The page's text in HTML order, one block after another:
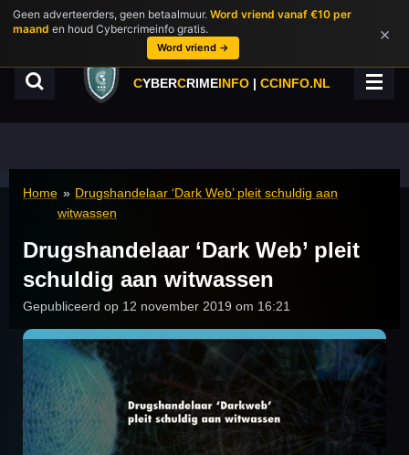
Geen adverteerders, geen betaalmuur. Word vriend vanaf €10 per
maand en houd Cybercrimeinfo gratis.
Word vriend →
×
Ga
direct
hoofdinhoud
CYBERCRIMEINFO | CCINFO.NL
Home » Drugshandelaar ‘Dark Web’ pleit schuldig aan
witwassen
Drugshandelaar ‘Dark Web’ pleit
schuldig aan witwassen
Gepubliceerd op 12 november 2019 om 16:21